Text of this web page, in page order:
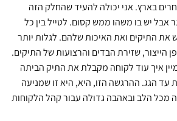
בארץ. אני יכולה להעיד שהחלק הזה
יש בו משהו ממש קסום. לטייל בין כל
את התיקים ואת האיכות שלהם. לגלות יותר
הייצור, שזירת הבדים והרצועות של התיקים.
איך עוד לקוחה מקבלת את התיק הביתה
עד הגג. ההרגשה הזו, היא, היא זו שמניעה
מכל הלב ובאהבה גדולה עבור קהל הלקוחות